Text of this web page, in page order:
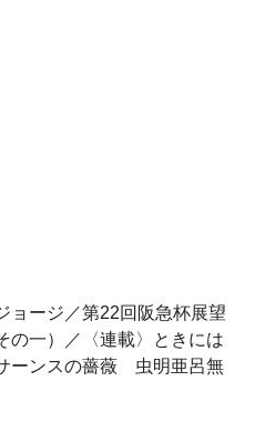
ージ／第22回阪急杯展望
一）／〈連載〉ときには
ーンスの薔薇 虫明亜呂無